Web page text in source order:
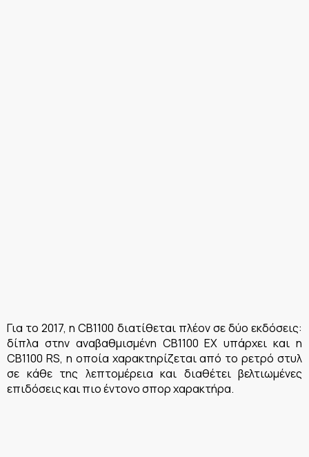
Για το 2017, η CB1100 διατίθεται πλέον σε δύο εκδόσεις:
δίπλα στην αναβαθμισμένη CB1100 EX υπάρχει και η
CB1100 RS, η οποία χαρακτηρίζεται από το ρετρό στυλ
σε κάθε της λεπτομέρεια και διαθέτει βελτιωμένες
επιδόσεις και πιο έντονο σπορ χαρακτήρα.